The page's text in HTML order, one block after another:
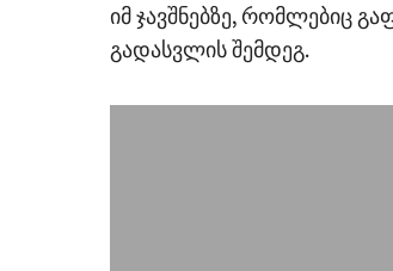
იმ ჯავშნებზე, რომლებიც
გადასვლის შემდეგ.